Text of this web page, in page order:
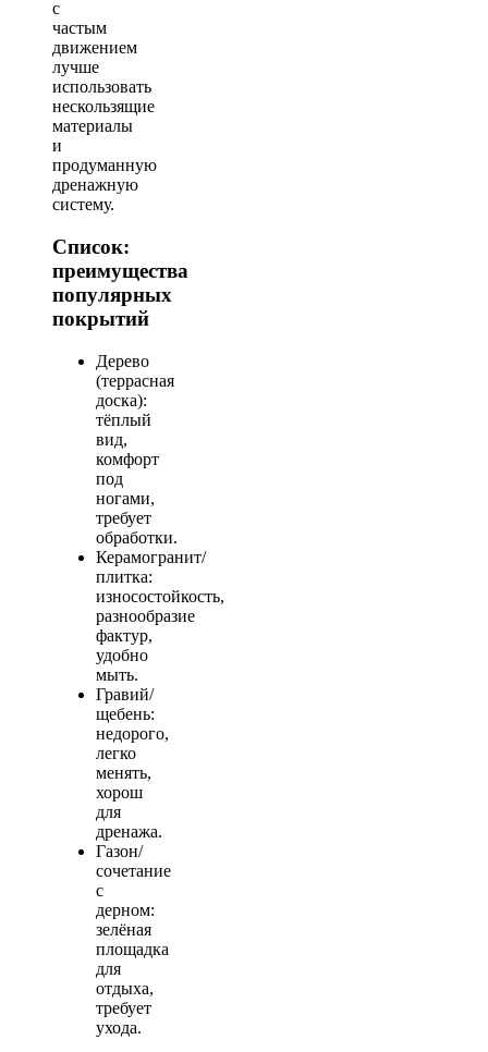
с
частым
движением
лучше
использовать
нескользящие
материалы
и
продуманную
дренажную
систему.
Список:
преимущества
популярных
покрытий
Дерево
(террасная
доска):
тёплый
вид,
комфорт
под
ногами,
требует
обработки.
Керамогранит/
плитка:
износостойкость,
разнообразие
фактур,
удобно
мыть.
Гравий/
щебень:
недорого,
легко
менять,
хорош
для
дренажа.
Газон/
сочетание
с
дерном:
зелёная
площадка
для
отдыха,
требует
ухода.